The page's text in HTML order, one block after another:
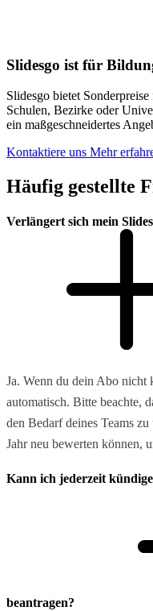
Slidesgo ist für
Slidesgo bietet
Schulen, Bezirke oder
ein maßgeschneidertes
Kontaktiere uns Mehr
Häufig gestellte
Verlängert sich mein
Ja. Wenn du dein Abo nicht
automatisch. Bitte beachte,
den Bedarf deines Teams
Jahr neu bewerten können,
Kann ich jederzeit
beantragen?